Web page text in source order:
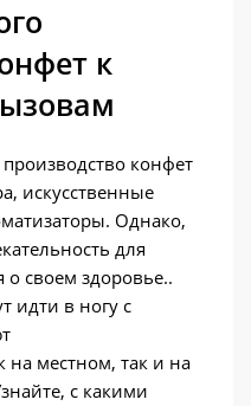
к
конфет
искусственные
Однако,
для
о своем здоровье..
идти в ногу с
на местном, так и на
с какими